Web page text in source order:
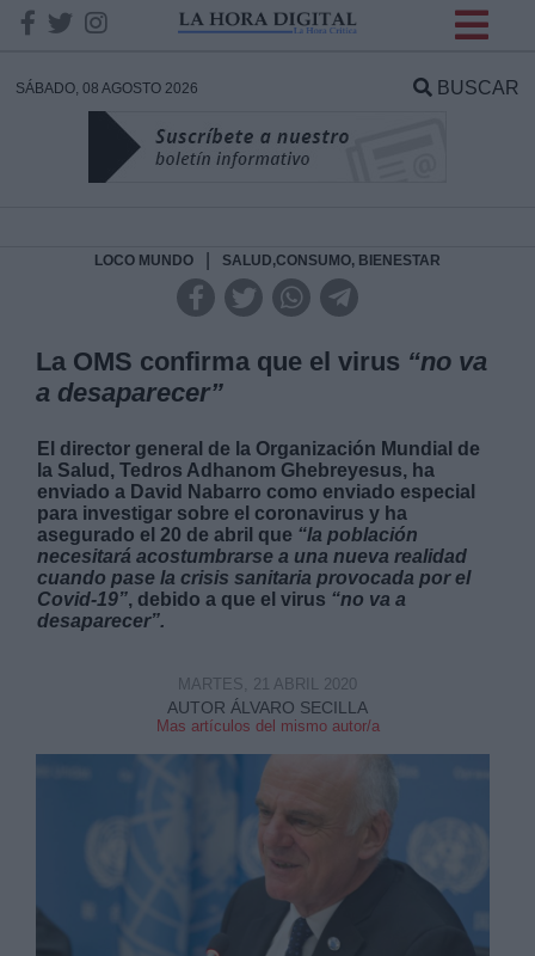
SÁBADO, 08 AGOSTO 2026 BUSCAR
LOCO MUNDO SALUD,CONSUMO, BIENESTAR
La OMS confirma que el virus “no va
a desaparecer”
El director general de la Organización Mundial de
la Salud, Tedros Adhanom Ghebreyesus, ha
enviado a David Nabarro como enviado especial
para investigar sobre el coronavirus y ha
asegurado el 20 de abril que “la población
necesitará acostumbrarse a una nueva realidad
cuando pase la crisis sanitaria provocada por el
Covid-19”, debido a que el virus “no va a
desaparecer”.
AUTOR ÁLVARO SECILLA
Mas artículos del mismo autor/a
MARTES, 21 ABRIL 2020
DATOS
Responsable:
Destinatarios:
link